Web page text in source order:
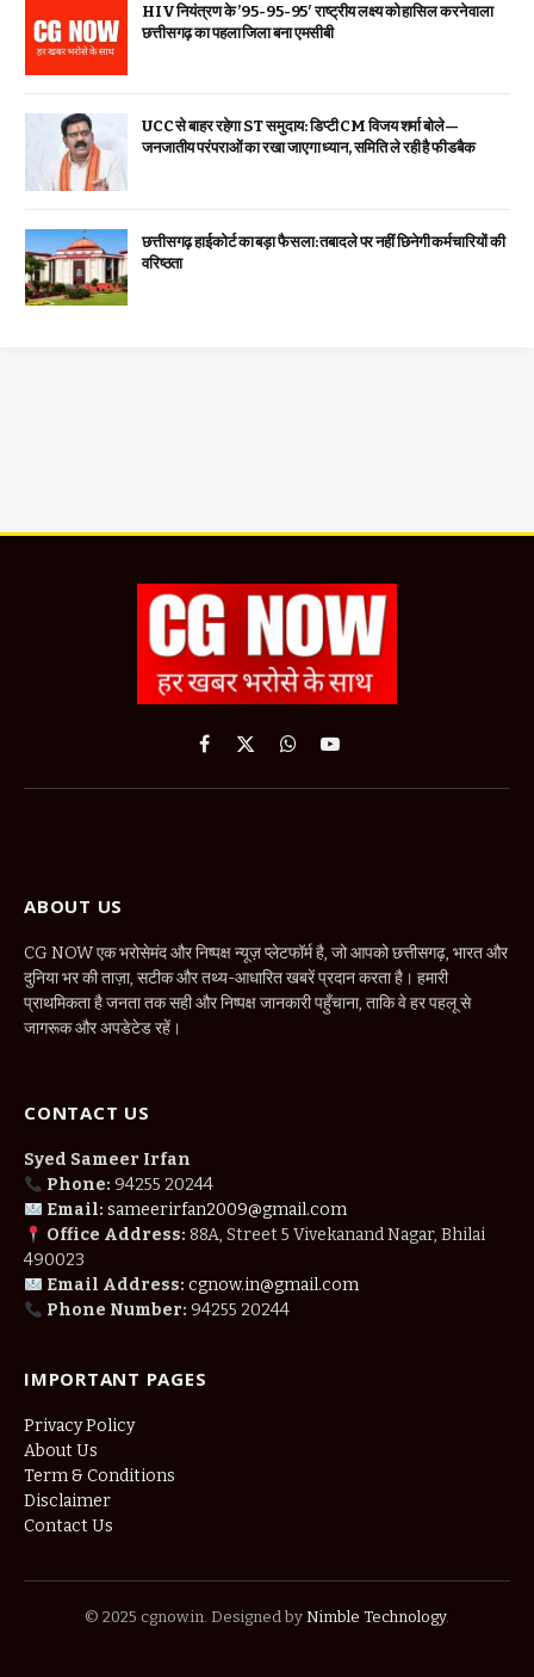
HIV नियंत्रण के ’95-95-95′ राष्ट्रीय लक्ष्य को हासिल करने वाला
छत्तीसगढ़ का पहला जिला बना एमसीबी
UCC से बाहर रहेगा ST समुदाय: डिप्टी CM विजय शर्मा बोले—
जनजातीय परंपराओं का रखा जाएगा ध्यान, समिति ले रही है फीडबैक
छत्तीसगढ़ हाईकोर्ट का बड़ा फैसला: तबादले पर नहीं छिनेगी कर्मचारियों की
वरिष्ठता
Facebook
X
WhatsApp
YouTube
ABOUT US
CG NOW एक भरोसेमंद और निष्पक्ष न्यूज़ प्लेटफॉर्म है, जो आपको छत्तीसगढ़, भारत और
दुनिया भर की ताज़ा, सटीक और तथ्य-आधारित खबरें प्रदान करता है। हमारी
प्राथमिकता है जनता तक सही और निष्पक्ष जानकारी पहुँचाना, ताकि वे हर पहलू से
जागरूक और अपडेटेड रहें।
CONTACT US
Syed Sameer Irfan
Phone: 94255 20244
Email: sameerirfan2009@gmail.com
Office Address: 88A, Street 5 Vivekanand Nagar, Bhilai
490023
Email Address: cgnow.in@gmail.com
Phone Number: 94255 20244
IMPORTANT PAGES
Privacy Policy
About Us
Term & Conditions
Disclaimer
Contact Us
© 2025 cgnow.in. Designed by Nimble Technology.